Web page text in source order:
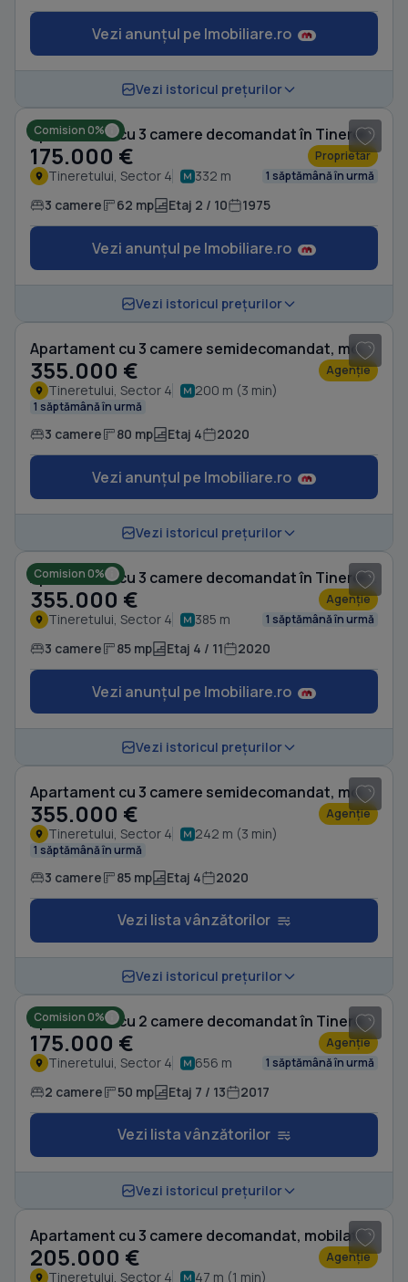
Vezi anunțul pe Imobiliare.ro
Vezi istoricul prețurilor
Comision 0% Apartament cu 3 camere decomandat în Tineretului
175.000 € Proprietar
Tineretului, Sector 4 332 m 1 săptămână în urmă
3 camere 62 mp Etaj 2 / 10 1975
Vezi anunțul pe Imobiliare.ro
Vezi istoricul prețurilor
Apartament cu 3 camere semidecomandat, mobilat în Tineretului
355.000 € Agenție
Tineretului, Sector 4 200 m (3 min)
1 săptămână în urmă
3 camere 80 mp Etaj 4 2020
Vezi anunțul pe Imobiliare.ro
Vezi istoricul prețurilor
Comision 0% Apartament cu 3 camere decomandat în Tineretului
355.000 € Agenție
Tineretului, Sector 4 385 m 1 săptămână în urmă
3 camere 85 mp Etaj 4 / 11 2020
Vezi anunțul pe Imobiliare.ro
Vezi istoricul prețurilor
Apartament cu 3 camere semidecomandat, mobilat în Tineretului
355.000 € Agenție
Tineretului, Sector 4 242 m (3 min)
1 săptămână în urmă
3 camere 85 mp Etaj 4 2020
Vezi lista vânzătorilor
Vezi istoricul prețurilor
Comision 0% Apartament cu 2 camere decomandat în Tineretului
175.000 € Agenție
Tineretului, Sector 4 656 m 1 săptămână în urmă
2 camere 50 mp Etaj 7 / 13 2017
Vezi lista vânzătorilor
Vezi istoricul prețurilor
Apartament cu 3 camere decomandat, mobilat în Tineretului
205.000 € Agenție
Tineretului, Sector 4 47 m (1 min)